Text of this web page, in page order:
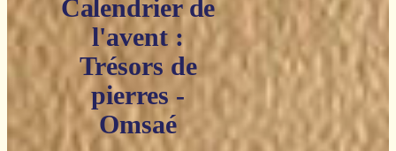
Calendrier de
l'avent :
Trésors de
pierres -
Omsaé